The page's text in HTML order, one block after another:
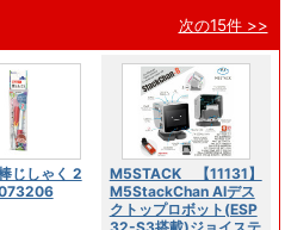
次の15件 >>
じしゃく 2
M5STACK 【11131】
M5StackChan AIデス
クトップロボット(ESP